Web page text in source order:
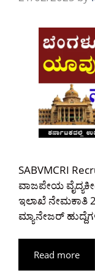
SABVMCRI
ವಾಜಪೇಯ
ಇಲಾಖೆ ನೇಮಕಾತಿ
ಮ್ಯಾನೇಜರ್
Read more